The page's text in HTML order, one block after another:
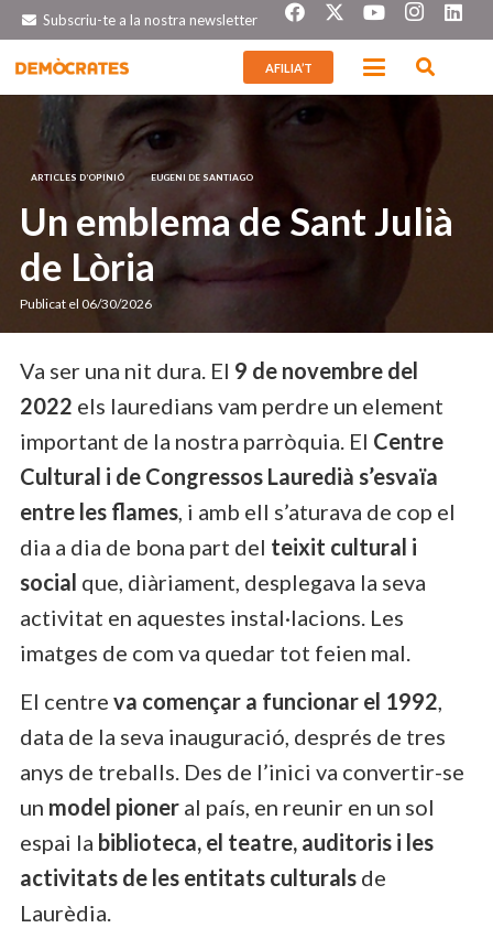
Subscriu-te a la nostra newsletter
AFILIA’T
ARTICLES D’OPINIÓ EUGENI DE SANTIAGO
Un emblema de Sant Julià
de Lòria
Publicat el 06/30/2026
Va ser una nit dura. El 9 de novembre del
2022 els lauredians vam perdre un element
important de la nostra parròquia. El Centre
Cultural i de Congressos Lauredià s’esvaïa
entre les flames, i amb ell s’aturava de cop el
dia a dia de bona part del teixit cultural i
social que, diàriament, desplegava la seva
activitat en aquestes instal·lacions. Les
imatges de com va quedar tot feien mal.
El centre va començar a funcionar el 1992,
data de la seva inauguració, després de tres
anys de treballs. Des de l’inici va convertir-se
un model pioner al país, en reunir en un sol
espai la biblioteca, el teatre, auditoris i les
activitats de les entitats culturals de
Laurèdia.